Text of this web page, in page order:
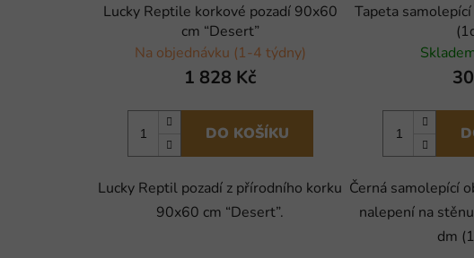
Lucky Reptile korkové pozadí 90x60
cm “Desert”
Na objednávku (1-4 týdny)
1 828 Kč
DO KOŠÍKU
Lucky Reptil pozadí z přírodního korku
90x60 cm “Desert”.
Tapeta
Černá samolepící
nalepení na
dm